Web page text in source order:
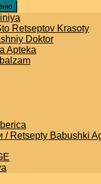
Retseptov Krasoty
Doktor
Apteka
Retsepty Babushki